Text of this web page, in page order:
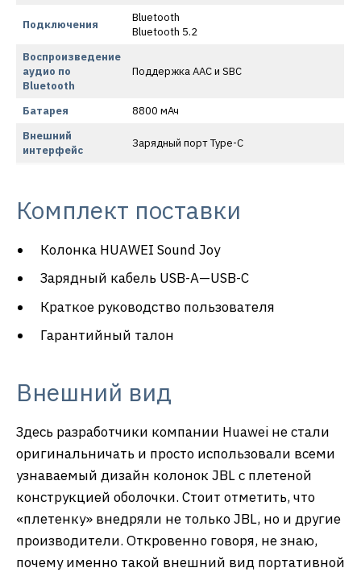
Подключения
Bluetooth
Bluetooth 5.2
Воспроизведение
аудио по
Bluetooth
Поддержка AAC и SBC
Батарея
8800 мАч
Внешний
интерфейс
Зарядный порт Type-C
Комплект поставки
Колонка HUAWEI Sound Joy
Зарядный кабель USB-A—USB-C
Краткое руководство пользователя
Гарантийный талон
Внешний вид
Здесь разработчики компании Huawei не стали
оригинальничать и просто использовали всеми
узнаваемый дизайн колонок JBL с плетеной
конструкцией оболочки. Стоит отметить, что
«плетенку» внедряли не только JBL, но и другие
производители. Откровенно говоря, не знаю,
почему именно такой внешний вид портативной